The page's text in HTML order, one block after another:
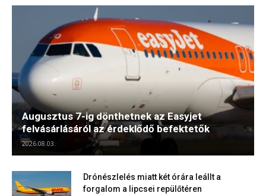
Augusztus 7-ig dönthetnek az Easyjet
felvásárlásáról az érdeklődő befektetők
2026.08.03.
Drónészlelés miatt két órára leállt a
forgalom a lipcsei repülőtéren